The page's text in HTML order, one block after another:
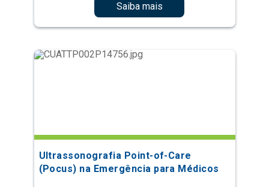
Saiba mais
Ultrassonografia Point-of-Care
(Pocus) na Emergência para Médicos